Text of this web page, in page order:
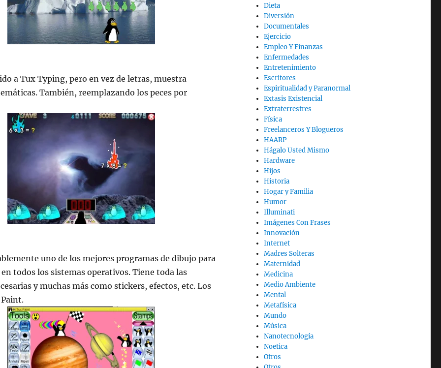
a Tux Typing, pero en vez de letras, muestra
También, reemplazando los peces por
uno de los mejores programas de dibujo para
todos los sistemas operativos. Tiene toda las
y muchas más como stickers, efectos, etc. Los
Dieta
Diversión
Documentales
Ejercicio
Empleo Y Finanzas
Enfermedades
Entretenimiento
Escritores
Espiritualidad y Paranormal
Extasis Existencial
Extraterrestres
Física
Freelanceros Y Blogueros
HAARP
Hágalo Usted Mismo
Hardware
Hijos
Historia
Hogar y Familia
Humor
Illuminati
Imágenes Con Frases
Innovación
Internet
Madres Solteras
Maternidad
Medicina
Medio Ambiente
Mental
Metafísica
Mundo
Música
Nanotecnología
Noetica
Otros